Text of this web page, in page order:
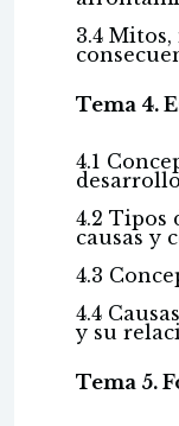
3.4
Tema 4.
4.1
4.2 Tipos
causas y
4.3
4.4
y su
Tema 5.